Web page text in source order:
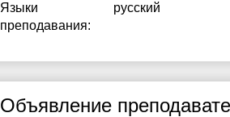
Языки
преподавания:
русский
Объявление